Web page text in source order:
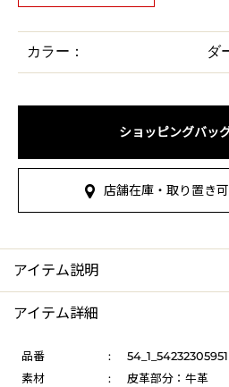
カラー： ダ
ショッピングバッ
店舗在庫・取り置き
アイテム説明
アイテム詳細
品番 :
54_1_54232305951
素材
:
皮革部分：牛革